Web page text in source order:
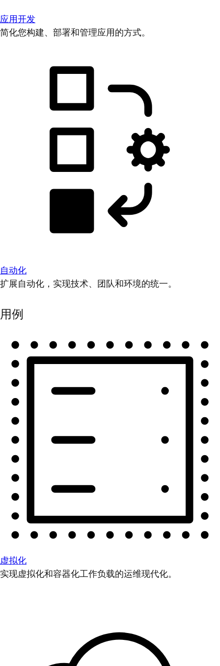
应用开发
简化您构建、部署和管理应用的方式。
自动化
扩展自动化，实现技术、团队和环境的统一。
用例
虚拟化
实现虚拟化和容器化工作负载的运维现代化。